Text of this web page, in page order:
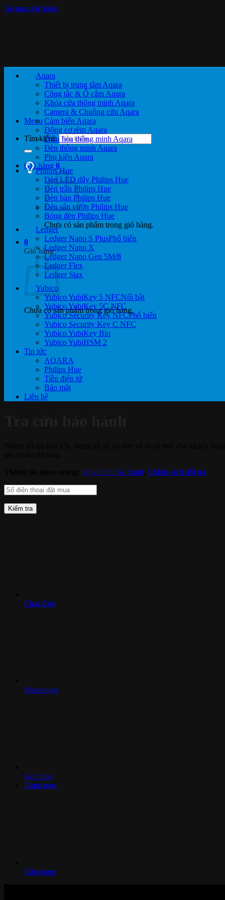
Bỏ qua nội dung
Menu
Tìm kiếm:
Giỏ hàng 0
Chưa có sản phẩm trong giỏ hàng.
0
Giỏ hàng
Chưa có sản phẩm trong giỏ hàng.
Aqara
Thiết bị trung tâm Aqara
Công tắc & Ổ cắm Aqara
Khóa cửa thông minh Aqara
Camera & Chuông cửa Aqara
Cảm biến Aqara
Động cơ rèm Aqara
Điều hòa thông minh Aqara
Đèn thông minh Aqara
Phụ kiện Aqara
Philips Hue
Đèn LED dây Philips Hue
Đèn trần Philips Hue
Đèn bàn Philips Hue
Đèn sân vườn Philips Hue
Bóng đèn Philips Hue
Ledger
Ledger Nano S Plus
Ledger Nano X
Ledger Nano Gen 5
Ledger Flex
Ledger Stax
Yubico
Yubico YubiKey 5 NFC
Yubico YubiKey 5C NFC
Yubico Security Key NFC
Yubico Security Key C NFC
Yubico YubiKey Bio
Yubico YubiHSM 2
Tin tức
AQARA
Philips Hue
Tiền điện tử
Bảo mật
Liên hệ
Quy định bảo hành Chính sách đổi trả
Kiểm tra
Chat Zalo
Messenger
Gọi mua
Danh mục
Đầu trang